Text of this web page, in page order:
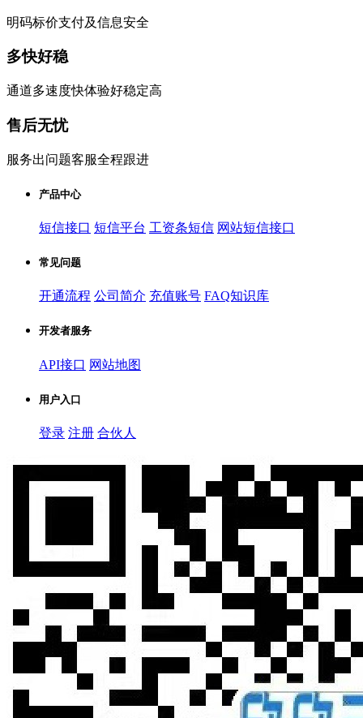
明码标价支付及信息安全
多快好稳
通道多速度快体验好稳定高
售后无忧
服务出问题客服全程跟进
产品中心
短信接口 短信平台 工资条短信 网站短信接口
常见问题
开通流程 公司简介 充值账号 FAQ知识库
开发者服务
API接口 网站地图
用户入口
登录 注册 合伙人